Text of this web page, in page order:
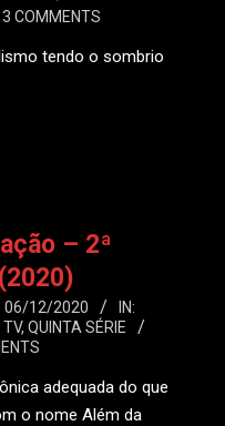
3 COMMENTS
tendo o sombrio
– 2ª
06/12/2020
IN:
TV, QUINTA SÉRIE
adequada do que
o nome Além da